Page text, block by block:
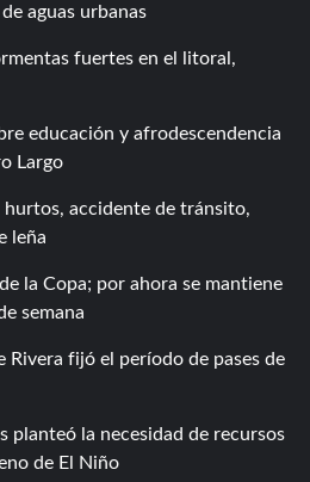
aguas urbanas
fuertes en el litoral,
educación y afrodescendencia
Largo
hurtos, accidente de tránsito,
leña
la Copa; por ahora se mantiene
semana
Rivera fijó el período de pases de
planteó la necesidad de recursos
de El Niño